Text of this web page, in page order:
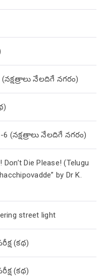
నేలదిగే నగరం)
(నక్షత్రాలు నేలదిగే నగరం)
Don’t Die Please! (Telugu
by Dr K.
street light
(క‌థ‌)
(క‌థ‌)